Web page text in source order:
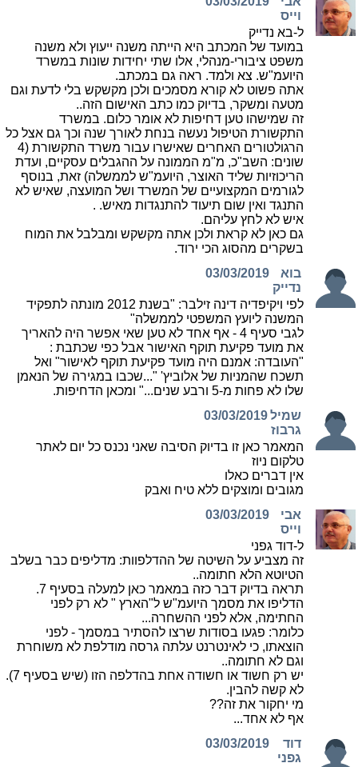
וייס
ל-בא נדייק
במועד של המכתב היא הייתה משנה ייעוץ ולא משנה
משפט ציבורי-מנהלי, אלו שתי יחידות שונות במשרד
היועמ"ש. צא ולמד. ראה גם במכתב.
אתה פשוט לא קורא מסמכים ולכן מקשקש בלי לדעת וגם
מטעה ומשקר, בדיוק כמו כתב האישום הזה..
זה שמישהו טען דחיפות לא אומר כלום. במשרד
התקשורת הטיפול נעשה בנחת לאורך שנה וכך גם אצל כל
הרגולטורים האחרים שאישרו עבור משרד התקשורת (4
שונים: השב"כ, מ"מ הממונה על ההגבלים עסקיים, ועדת
הריכוזיות שליד האוצר, היועמ"ש לממשלה) זאת, בנוסף
לגורמים המקצועיים של המשרד ושל המועצה, שאיש לא
התנגד ואין שום תיעוד להתנגדות מאיש. .
איש לא לחץ עליהם.
גם כאן לא קראת ולכן אתה מקשקש ומבלבל את המוח
בשקרים מהסוג הכי ירוד.
בוא
נדייק
03/03/2019
לפי ויקיפדיה דינה זילבר: "בשנת 2012 מונתה לתפקיד
המשנה ליועץ המשפטי לממשלה"
לגבי סעיף 4 - אף אחד לא טען שאי אפשר היה להאריך
את מועד פקיעת תוקף האישור אבל כפי שכתבת :
"העובדה: אמנם היה מועד פקיעת תוקף לאישור" ואל
תשכח שהמניות של אלוביץ' "...שכבו במגירה של הנאמן
שלו לא פחות מ-5 ורבע שנים..." ומכאן הדחיפות.
שמיל
גרבוז
03/03/2019
המאמר כאן זו בדיוק הסיבה שאני נכנס כל יום לאתר
טלקום ניוז
אין דברים כאלו
מגובים ומוצקים ללא טיח ואבק
אבי
וייס
03/03/2019
ל-דוד גפני
זה מצביע על השיטה של ההדלפוות: מדליפים כבר בשלב
הטיוטא הלא חתומה..
תראה בדיוק דבר כזה במאמר כאן למעלה בסעיף 7.
הדליפו את מסמך היועמ"ש ל"הארץ " לא רק לפני
החתימה, אלא לפני ההשחרה...
כלומר: פגעו בסודות שרצו להסתיר במסמך - לפני
הוצאתו, כי לאינטרנט עלתה גרסה מודלפת לא משוחרת
וגם לא חתומה..
יש רק חשוד או חשודה אחת בהדלפה הזו (שיש בסעיף 7).
לא קשה להבין.
מי יחקור את זה??
אף לא אחד...
דוד
גפני
03/03/2019